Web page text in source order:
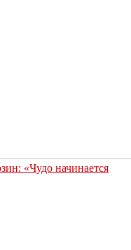
«Чудо начинается